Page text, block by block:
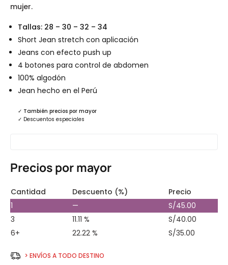
mujer.
Tallas: 28 – 30 – 32 – 34
Short Jean stretch con aplicación
Jeans con efecto push up
4 botones para control de abdomen
100% algodón
Jean hecho en el Perú
✓ También precios por mayor
✓ Descuentos especiales
Precios por mayor
Cantidad Descuento (%)
Precio
1
— S/45.00
3
11.11 % S/40.00
6+
22.22 % S/35.00
> ENVÍOS A TODO DESTINO